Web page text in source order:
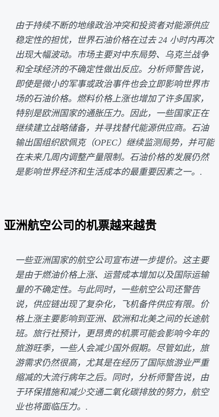
由于持续不断的地缘政治冲突和投资者对能源供应
稳定性的担忧，世界石油价格在过去 24 小时内再次
出现大幅波动。市场主要对中东局势、乌克兰战争
和全球经济的不确定性做出反应。分析师警告说，
即使是微小的军事或政治事件也会立即影响世界市
场的石油价格。燃料价格上涨也增加了许多国家，
特别是欧洲国家的通胀压力。因此，一些国家正在
继续建立战略储备，并寻找替代能源供应商。石油
输出国组织欧佩克（OPEC）继续监测局势，并可能
在未来几周内调整产量限制。石油价格的发展仍然
是影响世界经济和生活成本的最重要因素之一。.
亚洲航空公司的机票越来越贵
一些亚洲国家的航空公司宣布进一步提价。这主要
是由于燃油价格上涨、运营成本增加以及国际运输
量的不确定性。与此同时，一些航空公司还警告
说，供应链出现了复杂化，飞机备件供应有限。价
格上涨主要影响到亚洲、欧洲和北美之间的长途航
班。旅行社预计，更昂贵的机票可能会影响今年的
旅游旺季，一些人会减少国外假期。尽管如此，旅
游需求仍然很高，尤其是在经历了国际旅游业严重
缩减的大流行病年之后。同时，分析师警告说，由
于环保措施和减少交通二氧化碳排放的努力，航空
业也将面临压力。.